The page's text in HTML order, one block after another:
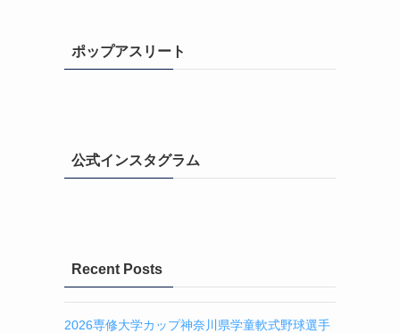
ポップアスリート
公式インスタグラム
Recent Posts
2026専修大学カップ神奈川県学童軟式野球選手